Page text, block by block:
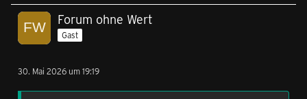
Forum ohne Wert
Gast
30. Mai 2026 um 19:19